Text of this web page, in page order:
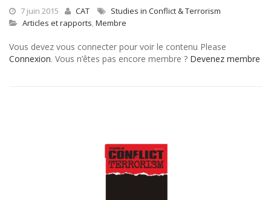
7 juin 2015 CAT
Studies in Conflict & Terrorism
Articles et rapports, Membre
Vous devez vous connecter pour voir le contenu Please
Connexion. Vous n’êtes pas encore membre ? Devenez membre